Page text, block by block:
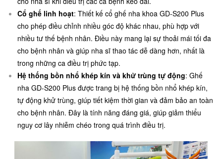
Cổ ghế linh hoạt: Thiết kế cổ ghế nha khoa GD-S200 Plus
cho phép điều chỉnh nhiều góc độ khác nhau, phù hợp với
nhiều tư thế bệnh nhân. Điều này mang lại sự thoải mái tối đa
cho bệnh nhân và giúp nha sĩ thao tác dễ dàng hơn, nhất là
trong những ca điều trị phức tạp.
Hệ thống bồn nhổ khép kín và khử trùng tự động: Ghế
nha GD-S200 Plus được trang bị hệ thống bồn nhổ khép kín,
tự động khử trùng, giúp tiết kiệm thời gian và đảm bảo an toàn
cho bệnh nhân. Đây là tính năng đáng giá, giúp giảm thiểu
nguy cơ lây nhiễm chéo trong quá trình điều trị.